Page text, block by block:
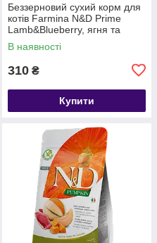
Беззерновий сухий корм для
котів Farmina N&D Prime
Lamb&Blueberry, ягня та
чорниця, 0.3 кг
В наявності
310 ₴
Купити